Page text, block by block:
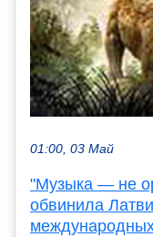
01:00, 03 Май
"Музыка — не
обвинила